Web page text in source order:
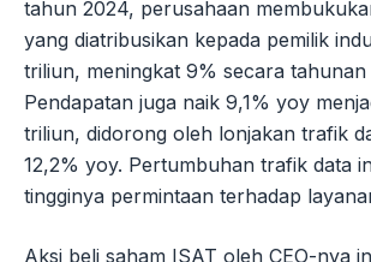
tahun 2024, perusahaan
yang diatribusikan kepada pemilik
triliun, meningkat 9% secara
Pendapatan juga naik 9,1% yoy
triliun, didorong oleh lonjakan trafik
12,2% yoy. Pertumbuhan trafik data
tingginya permintaan terhadap
Aksi beli saham ISAT oleh CEO-nya